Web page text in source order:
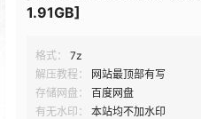
1.91GB]
格式：
7z
解压教程：
网站最顶部有写
存储网盘：
百度网盘
有无水印：
本站均不加水印